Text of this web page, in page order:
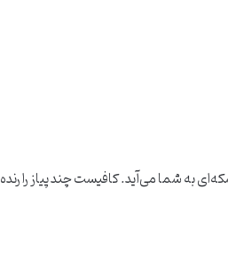
به شما می‌آید. کافیست چند پیاز را رنده